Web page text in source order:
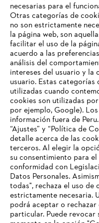
actividades con atletas
destacado fue una subasta
esterlinas para la
la subasta de tallas de madera.
Información para
Productos
Contacto
Carrera profesional
Sistema de denuncia
necesarias para el
Otras categorías de
no son estrictamente
la página web, son
facilitar el uso de la
acuerdo a las
análisis del
intereses del usuario y la
usuario. Estas categorías
utilizadas cuando
cookies son utilizadas
por ejemplo, Google).
información fuera de
“Ajustes” y “Política de
detalle acerca de las
terceros. Al elegir la
su consentimiento para
conformidad con
Datos Personales.
todas", rechaza el uso de
estrictamente necesaria.
podrá aceptar o
particular. Puede